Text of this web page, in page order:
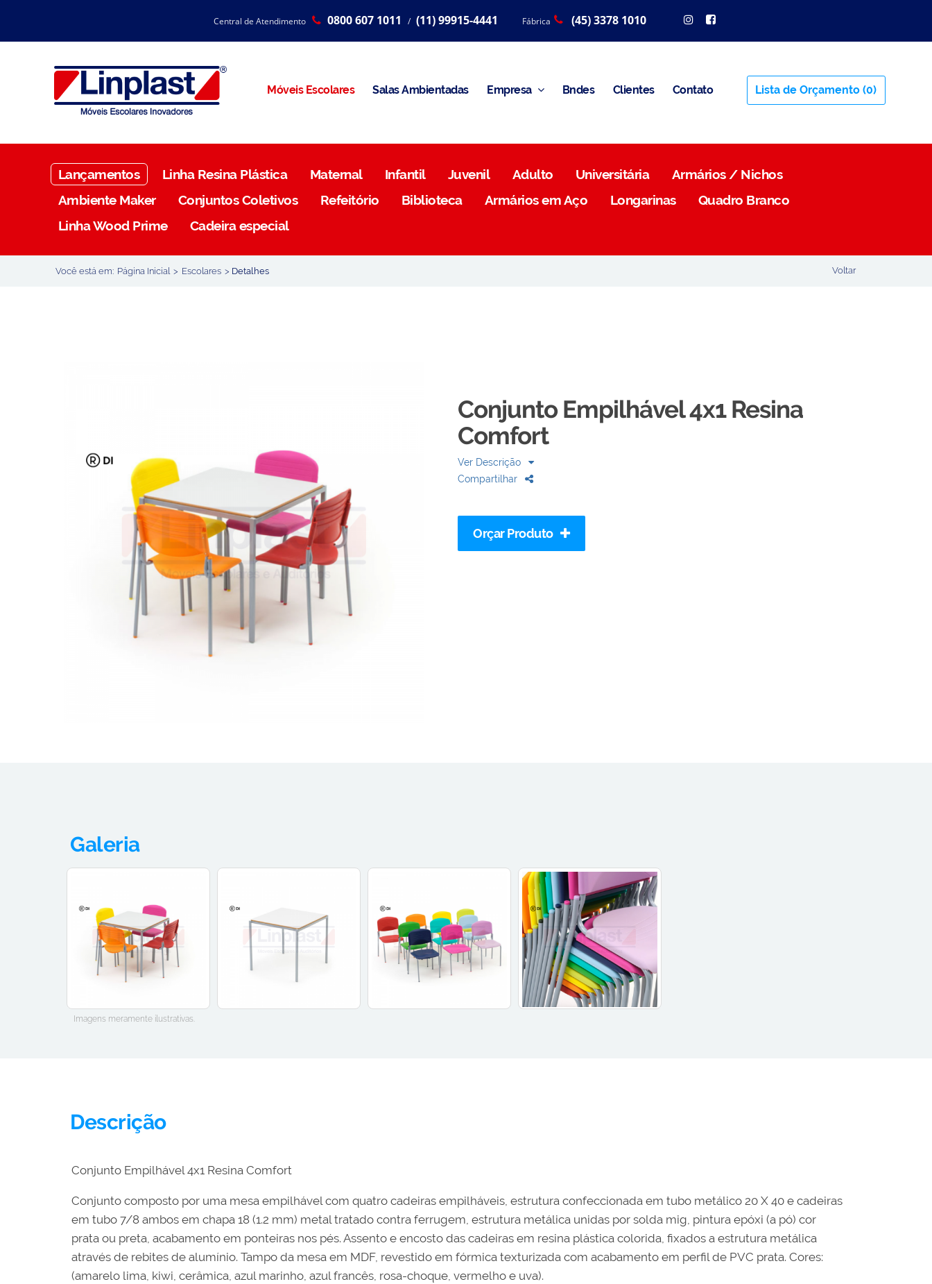
Central de Atendimento 0800 607 1011 / (11) 99915-4441 Fábrica (45) 3378 1010
Móveis Escolares Salas Ambientadas Empresa Bndes Clientes Contato Lista de Orçamento (0)
Lançamentos Linha Resina Plástica Maternal Infantil Juvenil Adulto Universitária
Armários / Nichos
Ambiente Maker
Conjuntos Coletivos Refeitório Biblioteca Armários em Aço Longarinas
Quadro Branco
Linha Wood Prime
Cadeira especial
Você está em: Página Inicial > Escolares > Detalhes Voltar
Conjunto Empilhável 4x1 Resina
Comfort
Ver Descrição
Compartilhar
Orçar Produto
Galeria
Imagens meramente ilustrativas.
Descrição
Conjunto Empilhável 4x1 Resina Comfort
Conjunto composto por uma mesa empilhável com quatro cadeiras empilháveis, estrutura confeccionada em tubo metálico 20 X 40 e cadeiras
em tubo 7/8 ambos em chapa 18 (1.2 mm) metal tratado contra ferrugem, estrutura metálica unidas por solda mig, pintura epóxi (a pó) cor
prata ou preta, acabamento em ponteiras nos pés. Assento e encosto das cadeiras em resina plástica colorida, fixados a estrutura metálica
através de rebites de alumínio. Tampo da mesa em MDF, revestido em fórmica texturizada com acabamento em perfil de PVC prata. Cores:
(amarelo lima, kiwi, cerâmica, azul marinho, azul francês, rosa-choque, vermelho e uva).
Linha Resina Plástica
Universitária
Armários / Nichos
Conjuntos Coletivos
SOBRE A EMPRESA